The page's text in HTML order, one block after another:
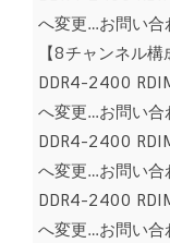
へ変更…お問い合
【8チャンネル構
DDR4-2400
へ変更…お問い合
DDR4-2400
へ変更…お問い合
DDR4-2400
へ変更…お問い合